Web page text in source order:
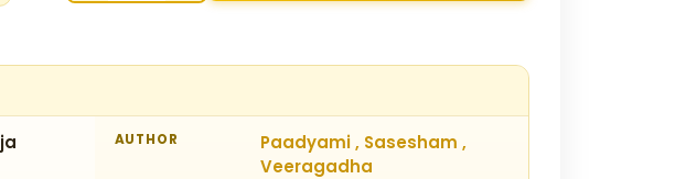
AUTHOR
Paadyami , Sasesham ,
Veeragadha